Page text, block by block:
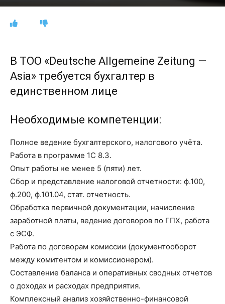
В ТОО «Deutsche Allgemeine Zeitung —
Asia» требуется бухгалтер в
единственном лице
Необходимые компетенции:
Полное ведение бухгалтерского, налогового учёта.
Работа в программе 1С 8.3.
Опыт работы не менее 5 (пяти) лет.
Сбор и представление налоговой отчетности: ф.100,
ф.200, ф.101.04, стат. отчетность.
Обработка первичной документации, начисление
заработной платы, ведение договоров по ГПХ, работа
с ЭСФ.
Работа по договорам комиссии (документооборот
между комитентом и комиссионером).
Составление баланса и оперативных сводных отчетов
о доходах и расходах предприятия.
Комплексный анализ хозяйственно-финансовой